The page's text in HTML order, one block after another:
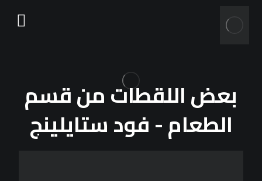
بعض اللقطات من قسم
الطعام - فود ستايلينج